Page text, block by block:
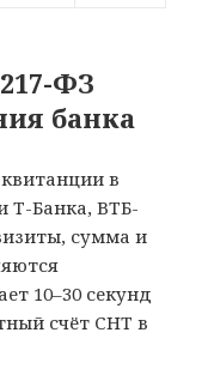
ФЗ
банка
в
Т-Банка, ВТБ-
сумма и
10–30 секунд
счёт СНТ в